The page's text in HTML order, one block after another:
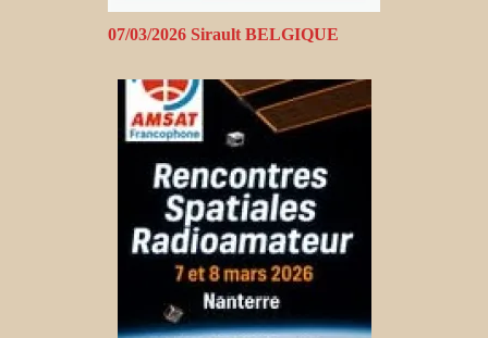
07/03/2026 Sirault BELGIQUE